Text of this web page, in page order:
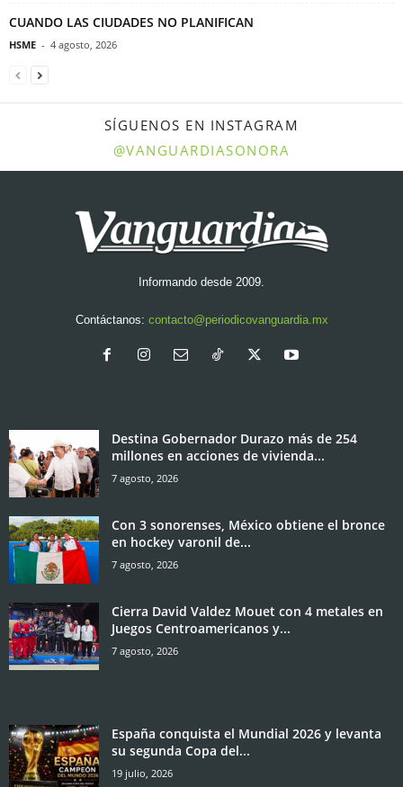
CUANDO LAS CIUDADES NO PLANIFICAN
HSME - 4 agosto, 2026
SÍGUENOS EN INSTAGRAM
@VANGUARDIASONORA
Informando desde 2009.
Contáctanos: contacto@periodicovanguardia.mx
Destina Gobernador Durazo más de 254
millones en acciones de vivienda...
7 agosto, 2026
Con 3 sonorenses, México obtiene el bronce
en hockey varonil de...
7 agosto, 2026
Cierra David Valdez Mouet con 4 metales en
Juegos Centroamericanos y...
7 agosto, 2026
España conquista el Mundial 2026 y levanta
su segunda Copa del...
19 julio, 2026